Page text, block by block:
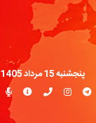
پنجشنبه 15 مرداد 1405